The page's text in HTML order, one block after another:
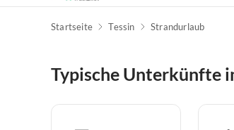
Startseite Tessin Strandurlaub
Typische Unterkünfte